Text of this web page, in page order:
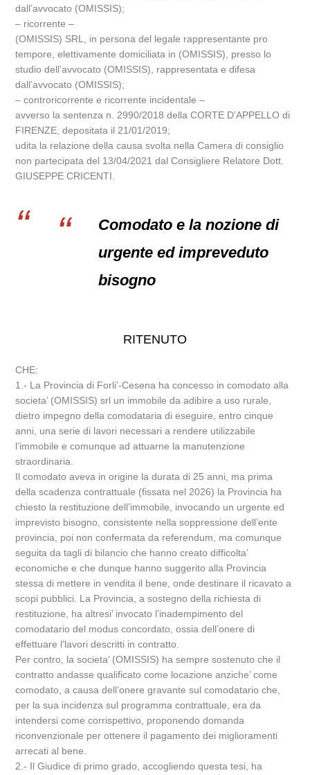
dall’avvocato (OMISSIS);
– ricorrente –
(OMISSIS) SRL, in persona del legale rappresentante pro
tempore, elettivamente domiciliata in (OMISSIS), presso lo
studio dell’avvocato (OMISSIS), rappresentata e difesa
dall’avvocato (OMISSIS);
– controricorrente e ricorrente incidentale –
avverso la sentenza n. 2990/2018 della CORTE D’APPELLO di
FIRENZE, depositata il 21/01/2019;
udita la relazione della causa svolta nella Camera di consiglio
non partecipata del 13/04/2021 dal Consigliere Relatore Dott.
GIUSEPPE CRICENTI.
Comodato e la nozione di
urgente ed impreveduto
bisogno
RITENUTO
CHE:
1.- La Provincia di Forli’-Cesena ha concesso in comodato alla
societa’ (OMISSIS) srl un immobile da adibire a uso rurale,
dietro impegno della comodataria di eseguire, entro cinque
anni, una serie di lavori necessari a rendere utilizzabile
l’immobile e comunque ad attuarne la manutenzione
straordinaria.
Il comodato aveva in origine la durata di 25 anni, ma prima
della scadenza contrattuale (fissata nel 2026) la Provincia ha
chiesto la restituzione dell’immobile, invocando un urgente ed
imprevisto bisogno, consistente nella soppressione dell’ente
provincia, poi non confermata da referendum, ma comunque
seguita da tagli di bilancio che hanno creato difficolta’
economiche e che dunque hanno suggerito alla Provincia
stessa di mettere in vendita il bene, onde destinare il ricavato a
scopi pubblici. La Provincia, a sostegno della richiesta di
restituzione, ha altresi’ invocato l’inadempimento del
comodatario del modus concordato, ossia dell’onere di
effettuare l’lavori descritti in contratto.
Per contro, la societa’ (OMISSIS) ha sempre sostenuto che il
contratto andasse qualificato come locazione anziche’ come
comodato, a causa dell’onere gravante sul comodatario che,
per la sua incidenza sul programma contrattuale, era da
intendersi come corrispettivo, proponendo domanda
riconvenzionale per ottenere il pagamento dei miglioramenti
arrecati al bene.
2.- Il Giudice di primo grado, accogliendo questa tesi, ha